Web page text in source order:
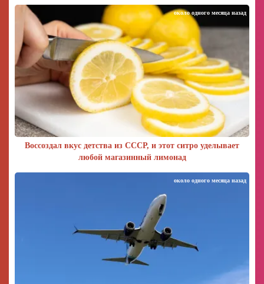
Воссоздал вкус детства из СССР, и этот ситро уделывает
любой магазинный лимонад
около одного месяца назад
около одного месяца назад